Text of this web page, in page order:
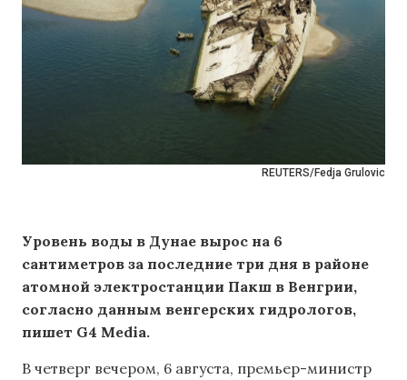
REUTERS/Fedja Grulovic
Уровень воды в Дунае вырос на 6
сантиметров за последние три дня в районе
атомной электростанции Пакш в Венгрии,
согласно данным венгерских гидрологов,
пишет G4 Media.
В четверг вечером, 6 августа, премьер-министр